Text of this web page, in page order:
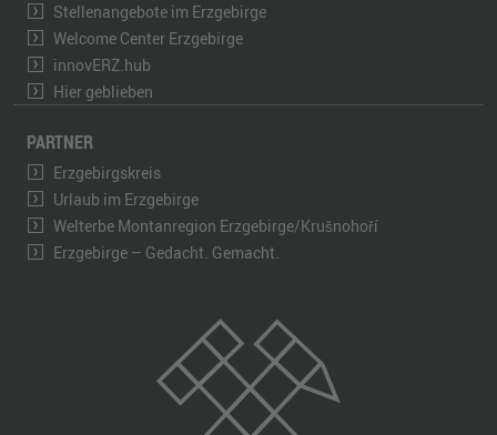
Stellenangebote im Erzgebirge
Welcome Center Erzgebirge
innovERZ.hub
Hier geblieben
PARTNER
Erzgebirgskreis
Urlaub im Erzgebirge
Welterbe Montanregion Erzgebirge/Krušnohoří
Erzgebirge – Gedacht. Gemacht.